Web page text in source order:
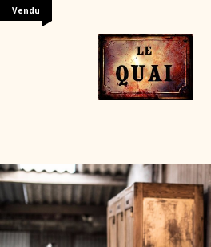
Vendu
Your content goes here. Edit or